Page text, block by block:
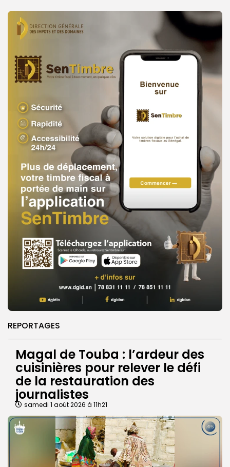
REPORTAGES
Magal de Touba : l’ardeur des
cuisinières pour relever le défi
de la restauration des
journalistes
samedi 1 août 2026 à 11h21